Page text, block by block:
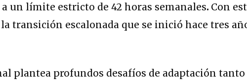
a un límite estricto de42 horas semanales. Con
transición escalonada que se inició hace tres
plantea profundos desafíos de adaptación tanto